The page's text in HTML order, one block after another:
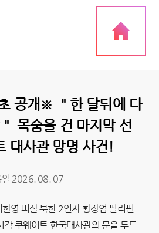
공개※ ＂한 달뒤에 다
목숨을 건 마지막 선
대사관 망명 사건!
일 2026. 08. 07
영 피살 북한 2인자 황장엽 필리핀
각 쿠웨이트 한국대사관의 문을 두드